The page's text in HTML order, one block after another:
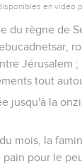
en vidéo
du règne de
Jérusalem
tout
jusqu'à la
mois, la
pour le